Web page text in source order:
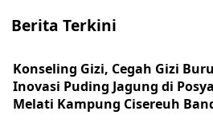
Berita Terkini
Konseling Gizi, Cegah Gizi
Inovasi Puding Jagung di
Melati Kampung Cisereuh